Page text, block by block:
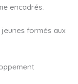
encadrés.
formés aux